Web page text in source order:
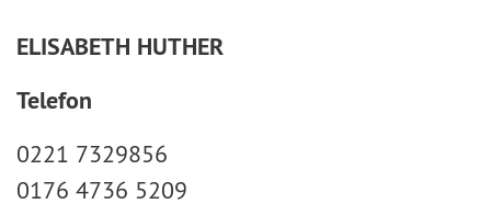
ELISABETH HUTHER
Telefon
0221 7329856
0176 4736 5209